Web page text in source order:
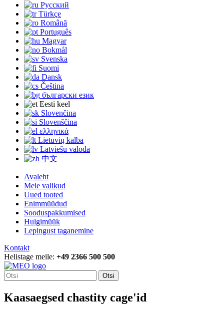
Русский
Türkçe
Română
Português
Magyar
Bokmål
Svenska
Suomi
Dansk
Čeština
български език
Eesti keel
Slovenčina
Slovenščina
ελληνικά
Lietuvių kalba
Latviešu valoda
中文
Avaleht
Meie valikud
Uued tooted
Enimmüüdud
Sooduspakkumised
Hulgimüük
Lepingust taganemine
Kontakt
Helistage meile: +49 2366 500 500
Otsi
Kaasaegsed chastity cage'id